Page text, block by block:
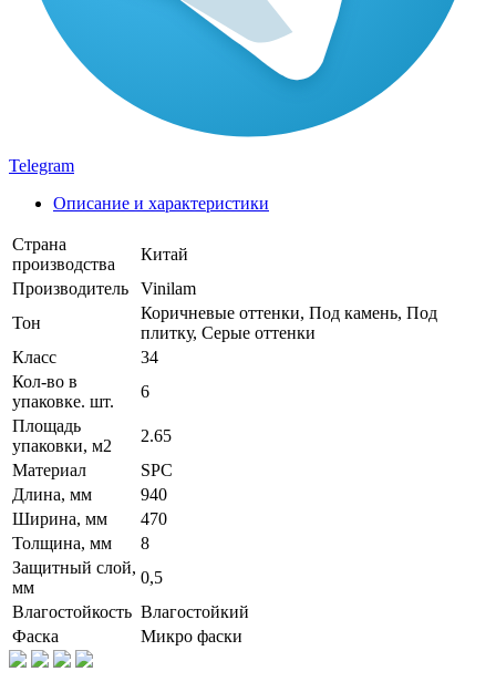
Telegram
Описание и характеристики
Страна
производства
Китай
Производитель
Vinilam
Тон
Коричневые оттенки, Под камень, Под
плитку, Серые оттенки
Класс
34
Кол-во в
упаковке. шт.
6
Площадь
упаковки, м2
2.65
Материал
SPC
Длина, мм
940
Ширина, мм
470
Толщина, мм
8
Защитный слой,
мм
0,5
Влагостойкость Влагостойкий
Фаска
Микро фаски